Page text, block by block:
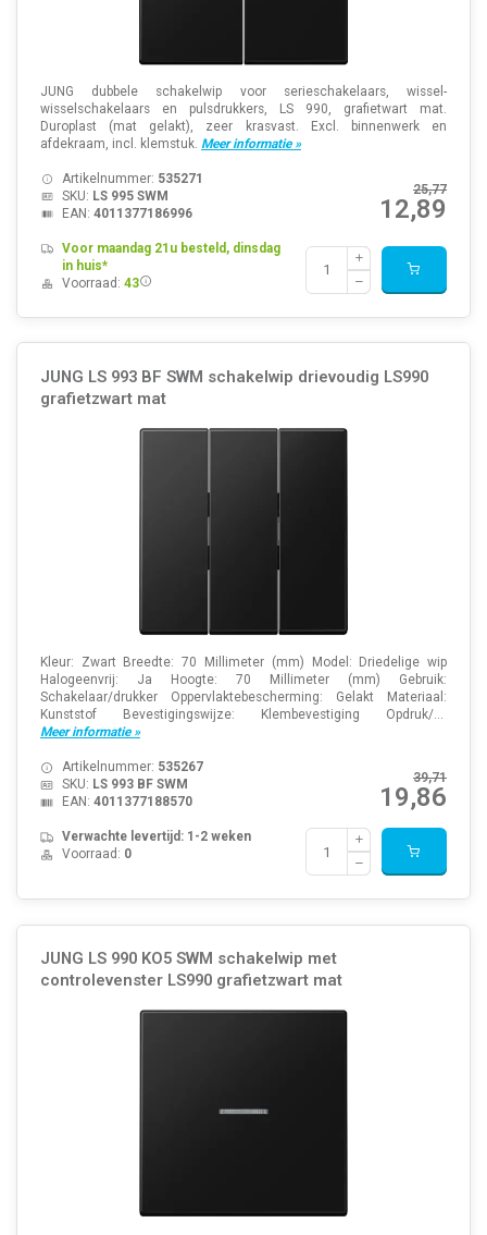
JUNG dubbele schakelwip voor serieschakelaars, wissel-
wisselschakelaars en pulsdrukkers, LS 990, grafietwart mat.
Duroplast (mat gelakt), zeer krasvast. Excl. binnenwerk en
afdekraam, incl. klemstuk. Meer informatie »
25,77
12,89
Artikelnummer: 535271
SKU: LS 995 SWM
EAN: 4011377186996
Voor maandag 21u besteld, dinsdag
in huis*
Voorraad: 43
JUNG LS 993 BF SWM schakelwip drievoudig LS990
grafietzwart mat
Kleur: Zwart Breedte: 70 Millimeter (mm) Model: Driedelige wip
Halogeenvrij: Ja Hoogte: 70 Millimeter (mm) Gebruik:
Schakelaar/drukker Oppervlaktebescherming: Gelakt Materiaal:
Kunststof Bevestigingswijze: Klembevestiging Opdruk/...
Meer informatie »
39,71
19,86
Artikelnummer: 535267
SKU: LS 993 BF SWM
EAN: 4011377188570
Verwachte levertijd: 1-2 weken
Voorraad: 0
JUNG LS 990 KO5 SWM schakelwip met
controlevenster LS990 grafietzwart mat